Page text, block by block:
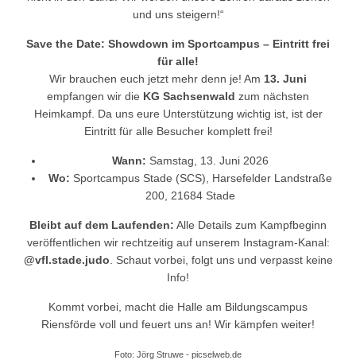
und uns steigern!“
Save the Date: Showdown im Sportcampus – Eintritt frei
für alle!
Wir brauchen euch jetzt mehr denn je! Am 13. Juni
empfangen wir die KG Sachsenwald zum nächsten
Heimkampf. Da uns eure Unterstützung wichtig ist, ist der
Eintritt für alle Besucher komplett frei!
Wann: Samstag, 13. Juni 2026
Wo: Sportcampus Stade (SCS), Harsefelder Landstraße
200, 21684 Stade
Bleibt auf dem Laufenden: Alle Details zum Kampfbeginn
veröffentlichen wir rechtzeitig auf unserem Instagram-Kanal:
@vfl.stade.judo . Schaut vorbei, folgt uns und verpasst keine
Info!
Kommt vorbei, macht die Halle am Bildungscampus
Riensförde voll und feuert uns an! Wir kämpfen weiter!
Foto: Jörg Struwe - picselweb.de